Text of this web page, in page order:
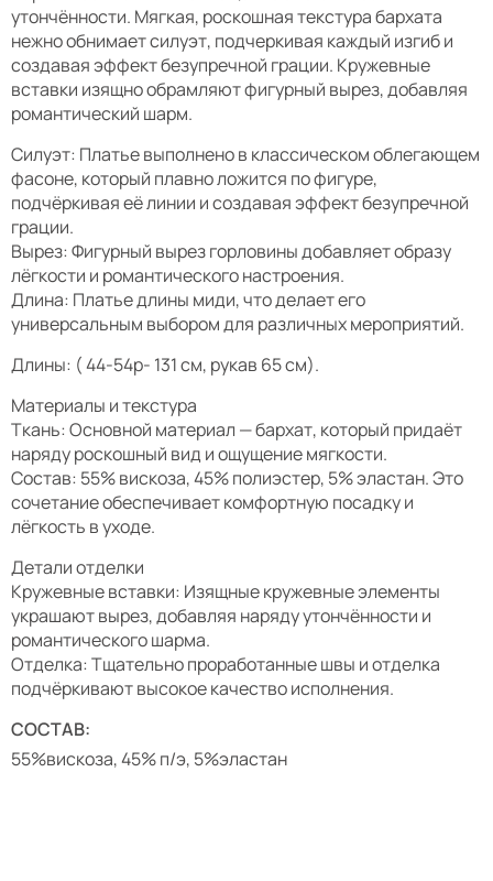
утончённости. Мягкая, роскошная текстура бархата
нежно обнимает силуэт, подчеркивая каждый изгиб и
создавая эффект безупречной грации. Кружевные
вставки изящно обрамляют фигурный вырез, добавляя
романтический шарм.
Силуэт: Платье выполнено в классическом облегающем
фасоне, который плавно ложится по фигуре,
подчёркивая её линии и создавая эффект безупречной
грации.
Вырез: Фигурный вырез горловины добавляет образу
лёгкости и романтического настроения.
Длина: Платье длины миди, что делает его
универсальным выбором для различных мероприятий.
Длины: ( 44-54р- 131 см, рукав 65 см).
Материалы и текстура
Ткань: Основной материал — бархат, который придаёт
наряду роскошный вид и ощущение мягкости.
Состав: 55% вискоза, 45% полиэстер, 5% эластан. Это
сочетание обеспечивает комфортную посадку и
лёгкость в уходе.
Детали отделки
Кружевные вставки: Изящные кружевные элементы
украшают вырез, добавляя наряду утончённости и
романтического шарма.
Отделка: Тщательно проработанные швы и отделка
подчёркивают высокое качество исполнения.
СОСТАВ:
55%вискоза, 45% п/э, 5%эластан